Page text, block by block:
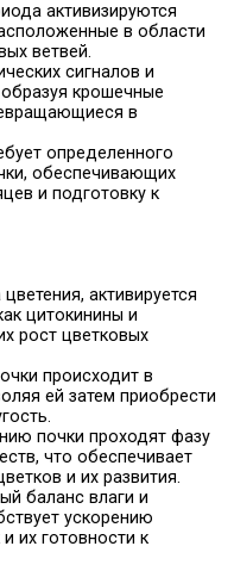
активизируются
в области
ветвей.
сигналов и
крошечные
в
определенного
обеспечивающих
и подготовку к
активируется
цитокинины и
рост цветковых
происходит в
ей затем приобрести
почки проходят фазу
что обеспечивает
и их развития.
баланс влаги и
ускорению
их готовности к